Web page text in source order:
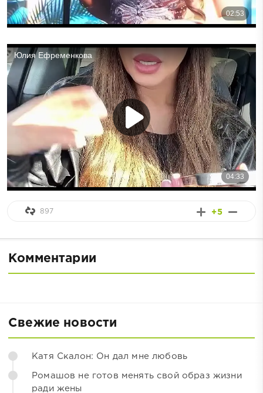
+5
897
Комментарии
Свежие новости
Катя Скалон: Он дал мне любовь
Ромашов не готов менять свой образ жизни
ради жены